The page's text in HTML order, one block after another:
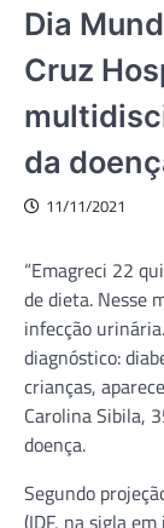
Dia
Cruz
da
11/11/2021
“Emagreci 22
de dieta. Nesse
infecção
diagnóstico:
crianças,
Carolina Sibila,
doença.
Segundo
(IDF, na sigla